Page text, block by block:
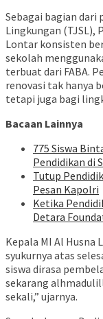
Sebagai bagian dari
Lingkungan (TJSL),
Lontar konsisten
sekolah
terbuat dari FABA.
renovasi tak hanya
tetapi juga bagi
Bacaan Lainnya
775 Siswa
Pendidikan di
Tutup
Pesan Kapolri
Ketika
Detara
Kepala MI Al Husna
syukurnya atas
siswa dirasa
sekarang
sekali,” ujarnya.